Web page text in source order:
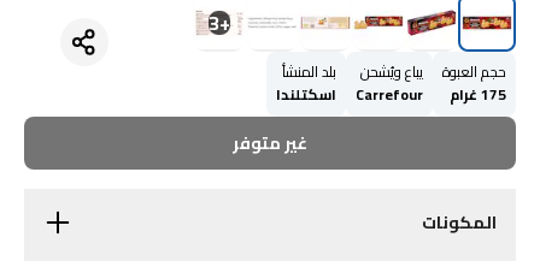
+
3
حجم العبوة
175 غرام
يباع ويُشحن
Carrefour
بلد المنشأ
اسكتلندا
غير متوفر
المكونات